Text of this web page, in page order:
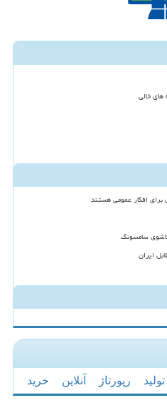
های خالی
برای افکار عمومی هستند
سامسونگ
ایران
تولید رپورتاژ آنلاین خرید